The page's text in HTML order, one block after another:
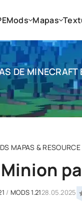
Mods Mapas
DE MINECRAFT
MAPAS & RESOURCE
/ MODS 1.2128.05.2025